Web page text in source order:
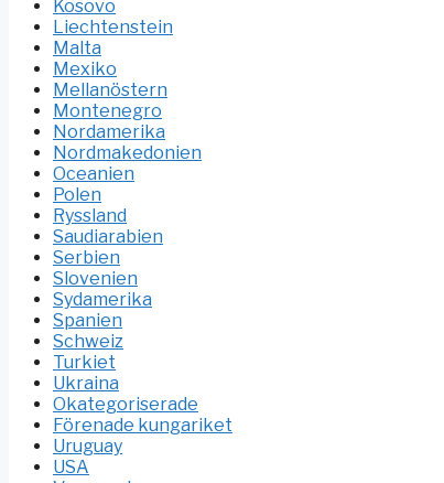
Kosovo
Liechtenstein
Malta
Mexiko
Mellanöstern
Montenegro
Nordamerika
Nordmakedonien
Oceanien
Polen
Ryssland
Saudiarabien
Serbien
Slovenien
Sydamerika
Spanien
Schweiz
Turkiet
Ukraina
Okategoriserade
Förenade kungariket
Uruguay
USA